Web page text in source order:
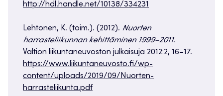
http://hdl.handle.net/10138/334231
Lehtonen, K. (toim.). (2012). Nuorten
harrasteliikunnan kehittäminen 1999–2011.
Valtion liikuntaneuvoston julkaisuja 2012:2, 16–17.
https://www.liikuntaneuvosto.fi/wp-
content/uploads/2019/09/Nuorten-
harrasteliikunta.pdf